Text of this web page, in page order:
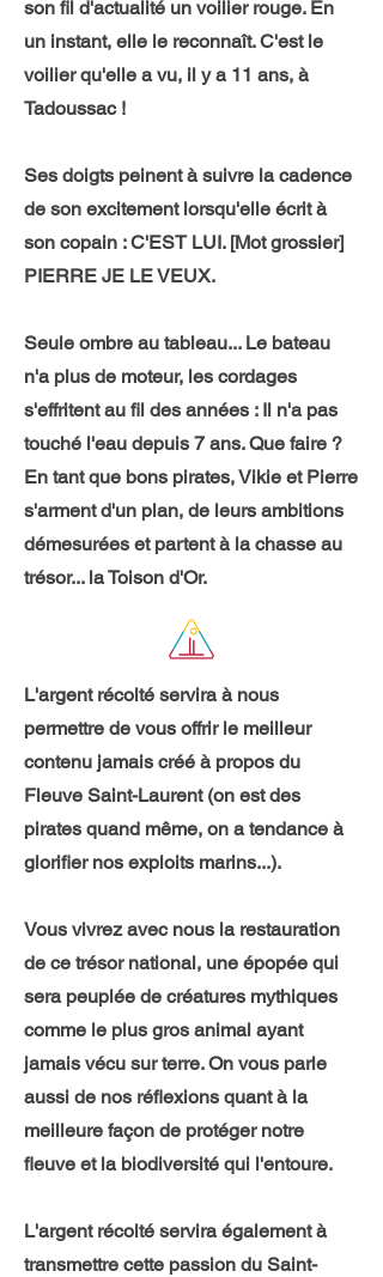
son fil d'actualité un voilier rouge. En
un instant, elle le reconnaît. C'est le
voilier qu'elle a vu, il y a 11 ans, à
Tadoussac !
Ses doigts peinent à suivre la cadence
de son excitement lorsqu'elle écrit à
son copain : C'EST LUI. [Mot grossier]
PIERRE JE LE VEUX.
Seule ombre au tableau... Le bateau
n'a plus de moteur, les cordages
s'effritent au fil des années : Il n'a pas
touché l'eau depuis 7 ans. Que faire ?
En tant que bons pirates, Vikie et Pierre
s'arment d'un plan, de leurs ambitions
démesurées et partent à la chasse au
trésor... la Toison d'Or.
L'argent récolté servira à nous
permettre de vous offrir le meilleur
contenu jamais créé à propos du
Fleuve Saint-Laurent (on est des
pirates quand même, on a tendance à
glorifier nos exploits marins...).
Vous vivrez avec nous la restauration
de ce trésor national, une épopée qui
sera peuplée de créatures mythiques
comme le plus gros animal ayant
jamais vécu sur terre. On vous parle
aussi de nos réflexions quant à la
meilleure façon de protéger notre
fleuve et la biodiversité qui l'entoure.
L'argent récolté servira également à
transmettre cette passion du Saint-